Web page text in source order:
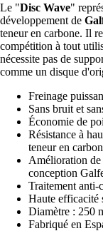
Le "Disc Wave"
développement de
teneur en carbone. Il
compétition à tout
nécessite pas de
comme un disque
Freinage
Sans bruit et
Économie de
Résistance à
teneur en
Amélioration de
conception
Traitement anti-
Haute efficacité
Diamètre : 250
Fabriqué en